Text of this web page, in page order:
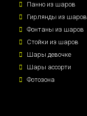
Панно из шаров
Гирлянды из шаров
Фонтаны из шаров
Стойки из шаров
Шары девочке
Шары ассорти
Фотозона